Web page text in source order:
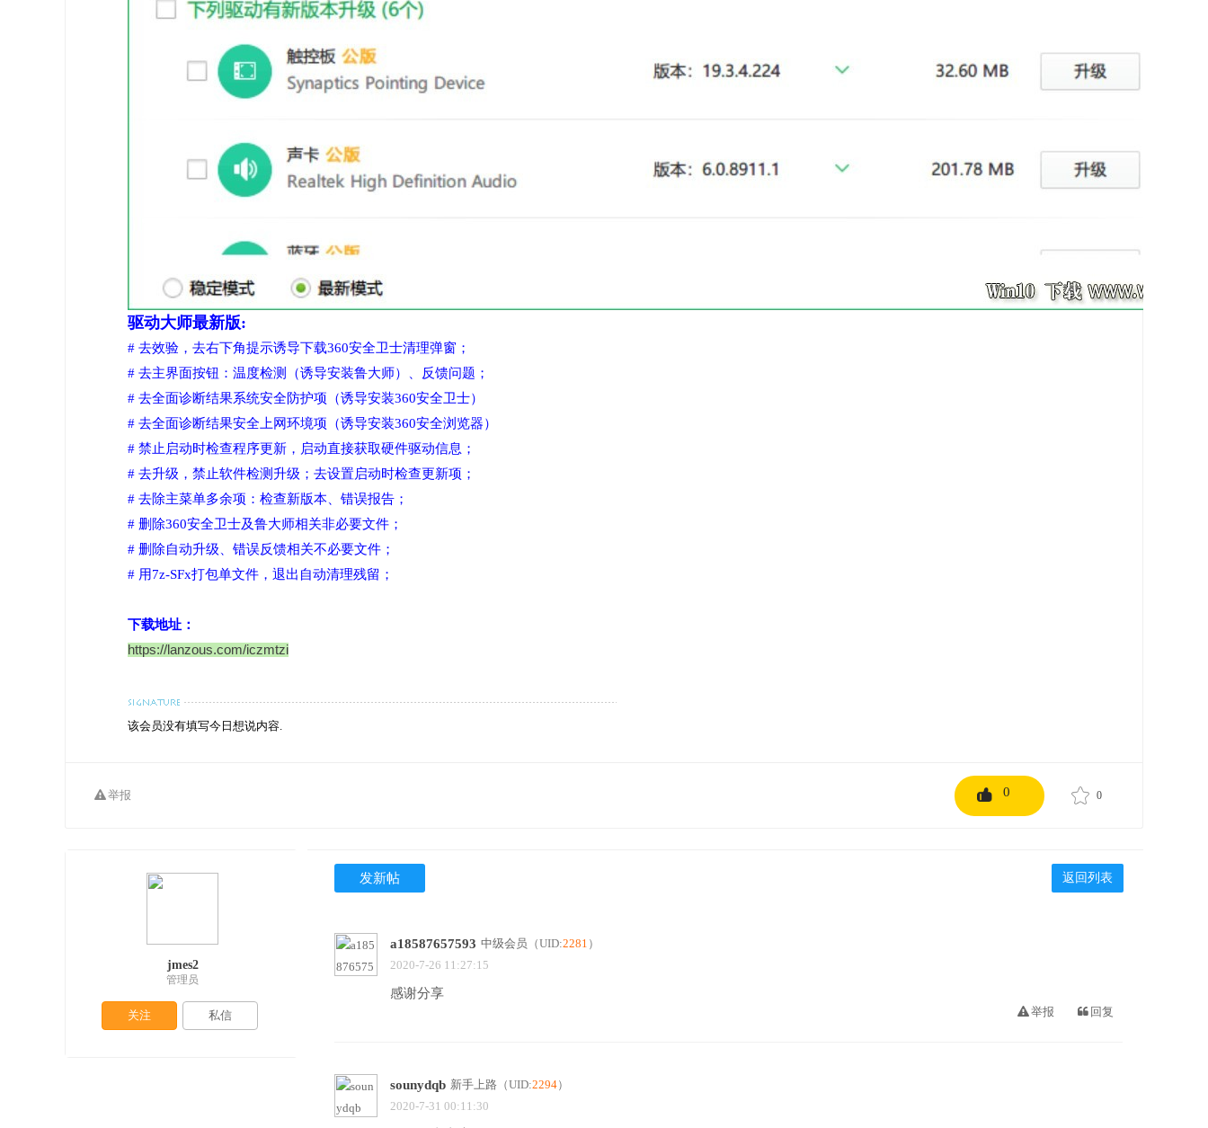
驱动大师最新版:
# 去效验，去右下角提示诱导下载360安全卫士清理弹窗；
# 去主界面按钮：温度检测（诱导安装鲁大师）、反馈问题；
# 去全面诊断结果系统安全防护项（诱导安装360安全卫士）
# 去全面诊断结果安全上网环境项（诱导安装360安全浏览器）
# 禁止启动时检查程序更新，启动直接获取硬件驱动信息；
# 去升级，禁止软件检测升级；去设置启动时检查更新项；
# 去除主菜单多余项：检查新版本、错误报告；
# 删除360安全卫士及鲁大师相关非必要文件；
# 删除自动升级、错误反馈相关不必要文件；
# 用7z-SFx打包单文件，退出自动清理残留；
下载地址：
https://lanzous.com/iczmtzi
该会员没有填写今日想说内容.
举报 0
0
发新帖 返回列表
a18587657593 中级会员 （UID:2281 ）
2020-7-26 11:27:15
感谢分享
举报 回复
sounydqb 新手上路 （UID:2294）
2020-7-31 00:11:30
jmes2
管理员
关注 私信